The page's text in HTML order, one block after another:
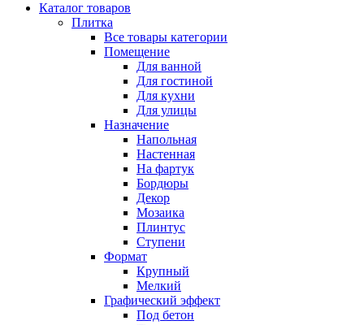
Каталог товаров
Плитка
Все товары категории
Помещение
Для ванной
Для гостиной
Для кухни
Для улицы
Назначение
Напольная
Настенная
На фартук
Бордюры
Декор
Мозаика
Плинтус
Ступени
Формат
Крупный
Мелкий
Графический эффект
Под бетон